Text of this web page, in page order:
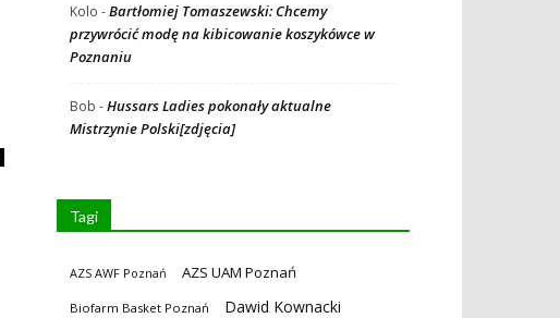
Kolo -Bartłomiej Tomaszewski: Chcemy
przywrócić modę na kibicowanie koszykówce w
Poznaniu
Bob -Hussars Ladies pokonały aktualne
Mistrzynie Polski[zdjęcia]
Tagi
AZS AWF Poznań AZS UAM Poznań
Biofarm Basket Poznań Dawid Kownacki